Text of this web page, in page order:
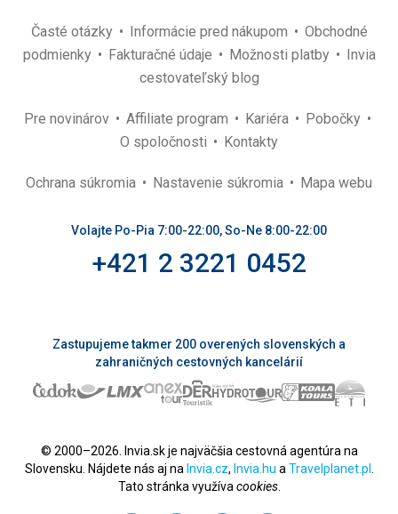
Časté otázky Informácie pred nákupom
Obchodné
podmienky
Fakturačné údaje Možnosti platby
Invia
cestovateľský blog
Pre novinárov Affiliate program Kariéra
Pobočky
O spoločnosti
Kontakty
Ochrana súkromia Nastavenie súkromia Mapa webu
Volajte Po-Pia 7:00-22:00, So-Ne 8:00-22:00
+421 2 3221 0452
Zastupujeme takmer 200 overených slovenských a
zahraničných cestovných kancelárií
© 2000–2026. Invia.sk je najväčšia cestovná agentúra na
Slovensku. Nájdete nás aj na Invia.cz, Invia.hu a Travelplanet.pl
Tato stránka využíva cookies.